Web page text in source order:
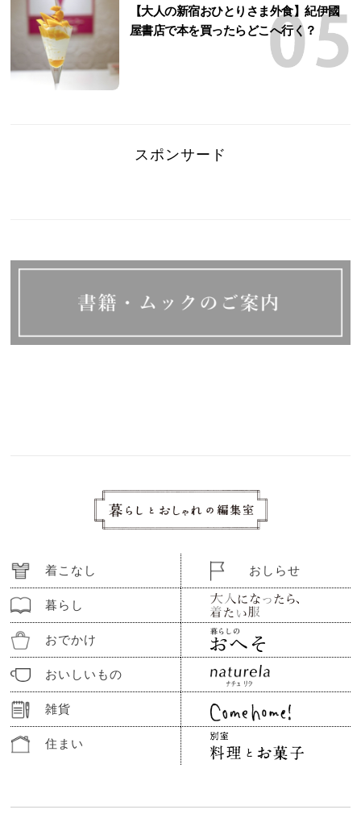
【大人の新宿おひとりさま外食】紀伊國
屋書店で本を買ったらどこへ行く？
スポンサード
着こなし
暮らし
おでかけ
おいしいもの
雑貨
住まい
おしらせ